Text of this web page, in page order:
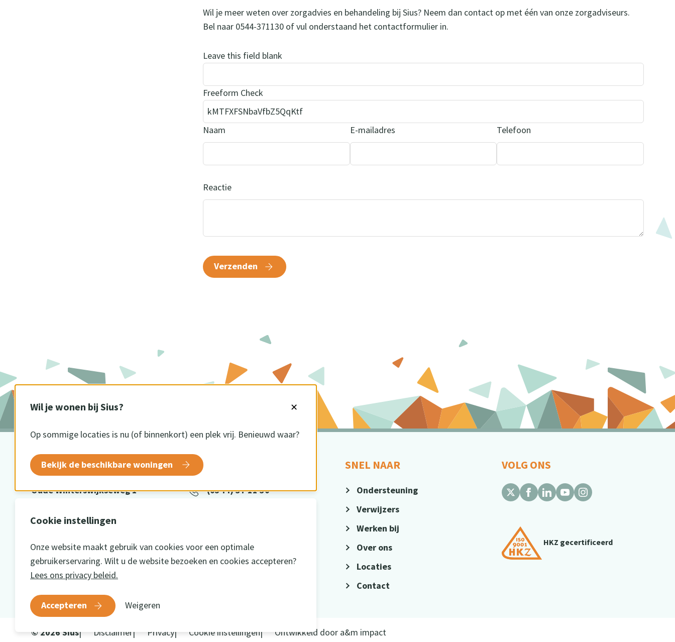
Wil je wonen bij Sius? ✕
Op sommige locaties is nu (of binnenkort) een plek vrij. Benieuwd waar?
Bekijk de beschikbare woningen
Cookie instellingen
Onze website maakt gebruik van cookies voor een optimale
gebruikerservaring. Wilt u de website bezoeken en cookies accepteren?
Lees ons privacy beleid.
Accepteren Weigeren
Wil je meer weten over zorgadvies en behandeling bij Sius? Neem dan contact op met één van onze zorgadviseurs.
Bel naar 0544-371130 of vul onderstaand het contactformulier in.
Leave this field blank
Freeform Check
Naam E-mailadres Telefoon
Reactie
Verzenden
BEZOEKADRES
Oude Winterswijkseweg 1
CONTACT
(0544) 37 11 30
SNEL NAAR
Ondersteuning
Verwijzers
Werken bij
Over ons
Locaties
Contact
VOLG ONS
HKZ gecertificeerd
© 2026 Sius Disclaimer Privacy Cookie instellingen Ontwikkeld door a&m impact